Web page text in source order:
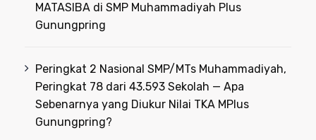
MATASIBA di SMP Muhammadiyah Plus
Gunungpring
Peringkat 2 Nasional SMP/MTs Muhammadiyah,
Peringkat 78 dari 43.593 Sekolah — Apa
Sebenarnya yang Diukur Nilai TKA MPlus
Gunungpring?